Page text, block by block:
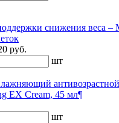
снижения веса –
руб.
шт
EX Cream, 45 мл¶
шт